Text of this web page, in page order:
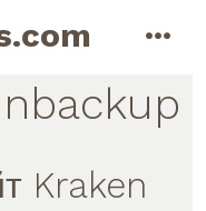
Kraken